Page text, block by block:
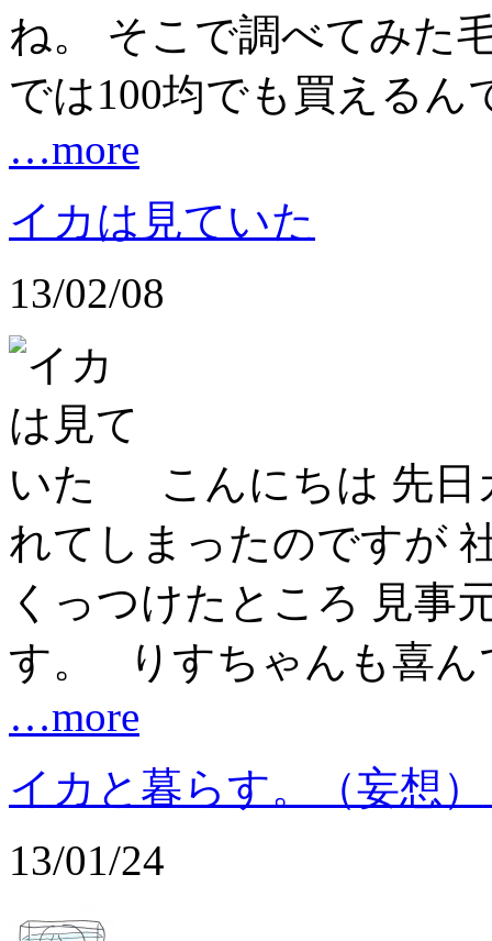
ね。 そこで調べてみた
では100均でも買える
…more
イカは見ていた
13/02/08
こんにちは 先
れてしまったのですが
くっつけたところ 見事
す。 りすちゃんも喜
…more
イカと暮らす。（妄想
13/01/24